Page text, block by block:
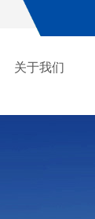
关于我们